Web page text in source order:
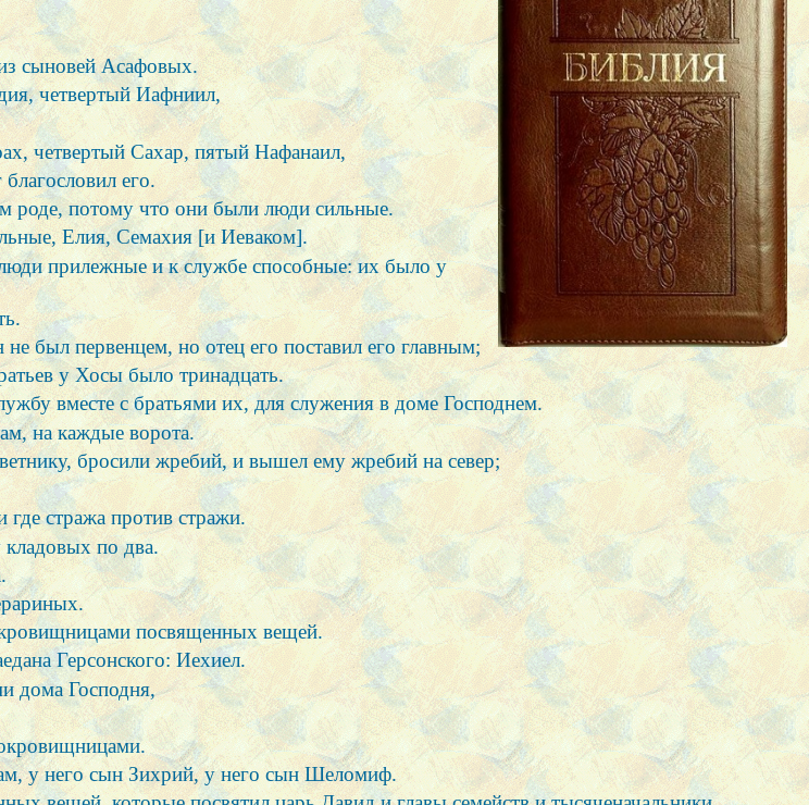
сыновей Асафовых.
четвертый Иафниил,
четвертый Сахар, пятый Нафанаил,
его.
роде, потому что они были люди сильные.
Елия, Семахия [и Иеваком].
прилежные и к службе способные: их было у
первенцем, но отец его поставил его главным;
у Хосы было тринадцать.
вместе с братьями их, для служения в доме Господнем.
на каждые ворота.
бросили жребий, и вышел ему жребий на север;
стража против стражи.
кладовых по два.
посвященных вещей.
Герсонского: Иехиел.
дома Господня,
у него сын Зихрий, у него сын Шеломиф.